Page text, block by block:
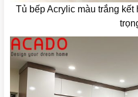
Tủ bếp Acrylic màu trắng